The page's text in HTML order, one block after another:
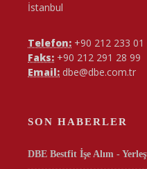
İstanbul
Telefon: +90 212 233 01
Faks: +90 212 291 28 99
Email: dbe@dbe.com.tr
SON HABERLER
DBE Bestfit İşe Alım -